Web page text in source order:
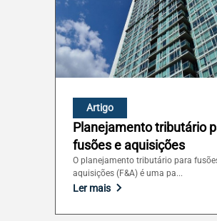
Artigo
Planejamento tributário
fusões e aquisições
O planejamento tributário para
aquisições (F&A) é uma pa...
Ler mais